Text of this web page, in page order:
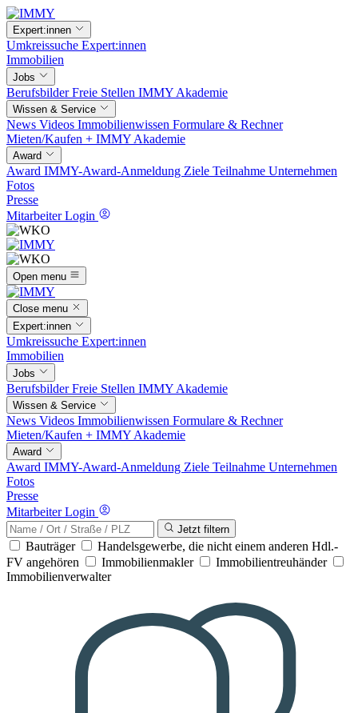
Expert:innen
Umkreissuche Expert:innen
Immobilien
Jobs
BerufsbilderFreie Stellen IMMY Akademie
Wissen & Service
News Videos Immobilienwissen Formulare & Rechner
Mieten/Kaufen + IMMY Akademie
Award
Award IMMY-Award-Anmeldung Ziele Teilnahme Unternehmen
Fotos
Presse
Mitarbeiter Login
Open menu
Close menu
Expert:innen
Umkreissuche Expert:innen
Immobilien
Jobs
BerufsbilderFreie Stellen IMMY Akademie
Wissen & Service
News Videos Immobilienwissen Formulare & Rechner
Mieten/Kaufen + IMMY Akademie
Award
Award IMMY-Award-Anmeldung Ziele Teilnahme Unternehmen
Fotos
Presse
Mitarbeiter Login
Jetzt filtern
Bauträger
Handelsgewerbe, die nicht einem anderen Hdl.-
FV angehören
Immobilienmakler
Immobilientreuhänder
Immobilienverwalter